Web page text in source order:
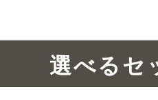
選べるセ